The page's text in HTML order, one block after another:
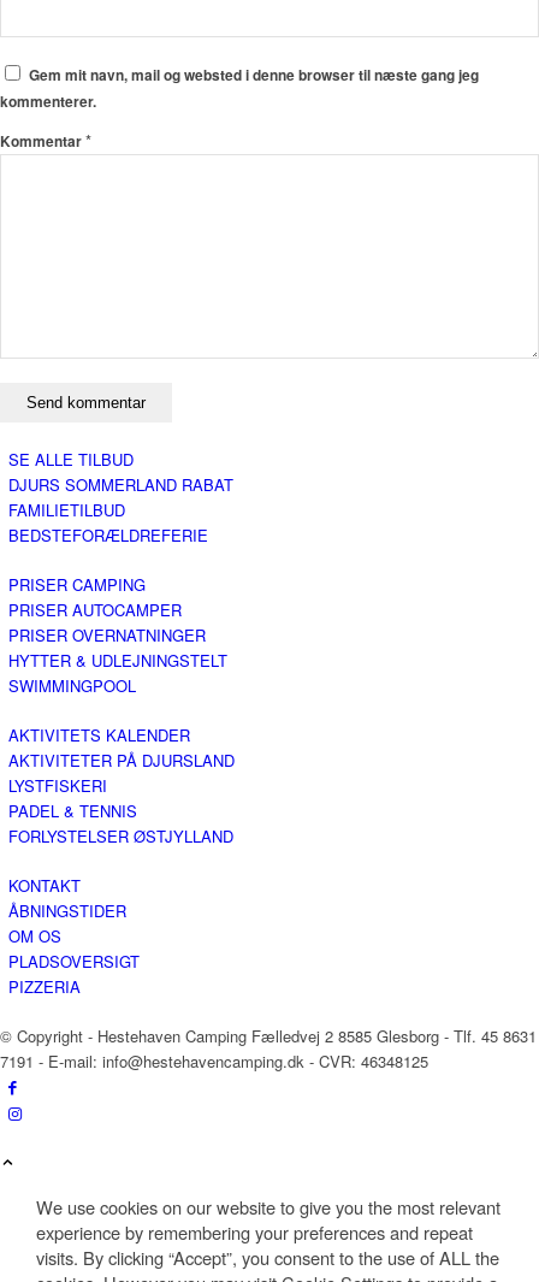
Gem mit navn, mail og websted i denne browser til næste gang jeg
kommenterer.
Kommentar*
SE ALLE TILBUD
DJURS SOMMERLAND RABAT
FAMILIETILBUD
BEDSTEFORÆLDREFERIE
PRISER CAMPING
PRISER AUTOCAMPER
PRISER OVERNATNINGER
HYTTER & UDLEJNINGSTELT
SWIMMINGPOOL
AKTIVITETS KALENDER
AKTIVITETER PÅ DJURSLAND
LYSTFISKERI
PADEL & TENNIS
FORLYSTELSER ØSTJYLLAND
KONTAKT
ÅBNINGSTIDER
OM OS
PLADSOVERSIGT
PIZZERIA
© Copyright - Hestehaven Camping Fælledvej 2 8585 Glesborg - Tlf. 45 8631
7191 - E-mail: info@hestehavencamping.dk - CVR: 46348125
We use cookies on our website to give you the most relevant
experience by remembering your preferences and repeat
visits. By clicking “Accept”, you consent to the use of ALL the